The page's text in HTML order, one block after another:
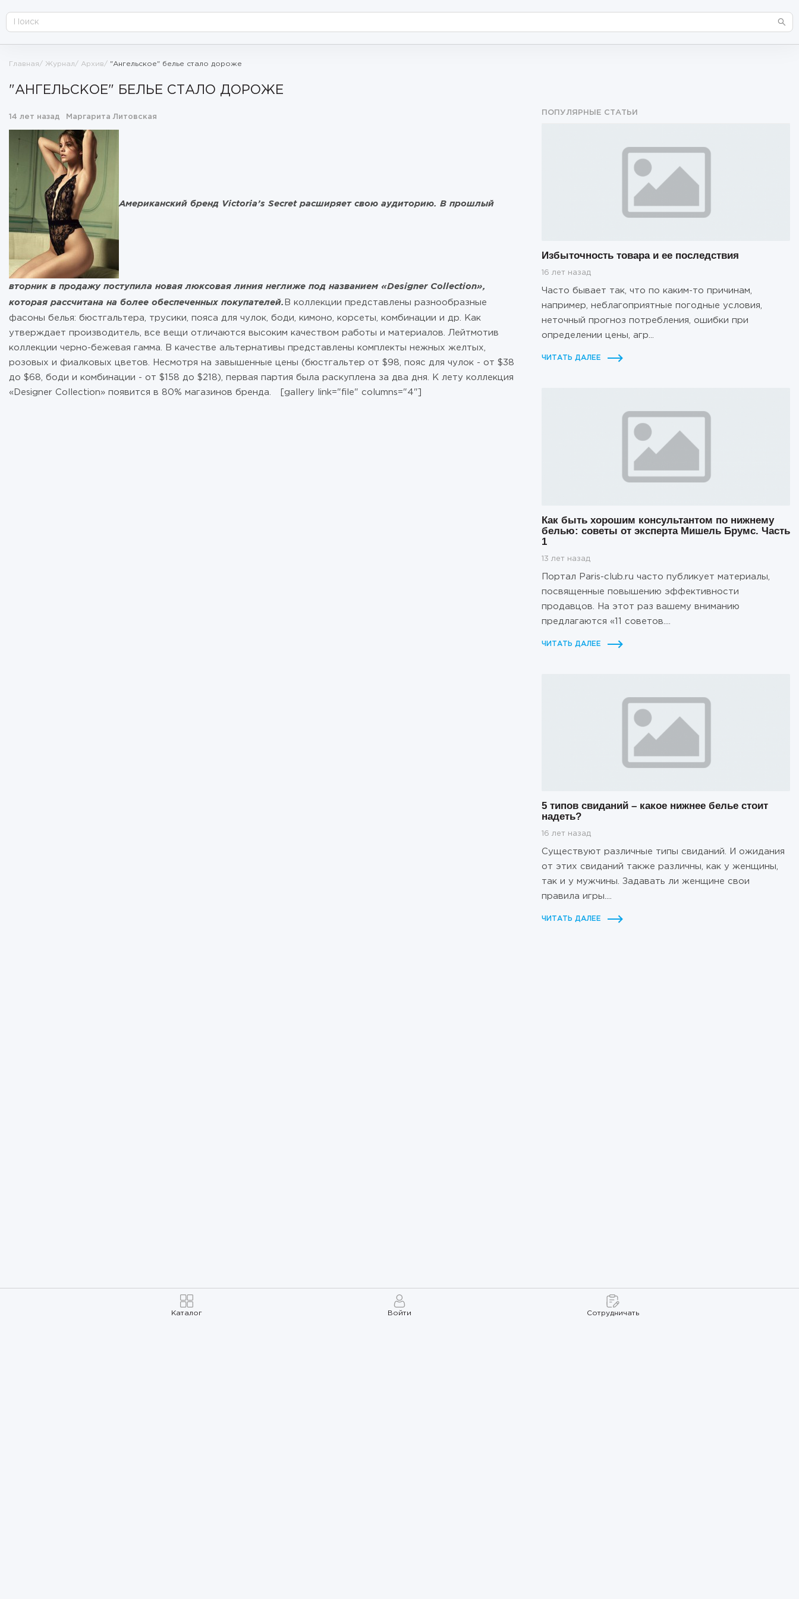
Каталог Войти Сотрудничать
Главная Журнал Архив "Ангельское" белье стало дороже
"АНГЕЛЬСКОЕ" БЕЛЬЕ СТАЛО ДОРОЖЕ
14 лет назад Маргарита Литовская
Американский бренд Victoria’s Secret расширяет свою аудиторию. В прошлый
вторник в продажу поступила новая люксовая линия неглиже под названием «Designer Collection»,
которая рассчитана на более обеспеченных покупателей. В коллекции представлены разнообразные
фасоны белья: бюстгальтера, трусики, пояса для чулок, боди, кимоно, корсеты, комбинации и др. Как
утверждает производитель, все вещи отличаются высоким качеством работы и материалов. Лейтмотив
коллекции черно-бежевая гамма. В качестве альтернативы представлены комплекты нежных желтых,
розовых и фиалковых цветов. Несмотря на завышенные цены (бюстгальтер от $98, пояс для чулок - от $38
до $68, боди и комбинации - от $158 до $218), первая партия была раскуплена за два дня. К лету коллекция
«Designer Collection» появится в 80% магазинов бренда. [gallery link="file" columns="4"]
ПОПУЛЯРНЫЕ СТАТЬИ
Избыточность товара и ее последствия
16 лет назад
Часто бывает так, что по каким-то причинам,
например, неблагоприятные погодные условия,
неточный прогноз потребления, ошибки при
определении цены, агр...
ЧИТАТЬ ДАЛЕЕ
Как быть хорошим консультантом по нижнему
белью: советы от эксперта Мишель Брумс. Часть
1
13 лет назад
Портал Paris-club.ru часто публикует материалы,
посвященные повышению эффективности
продавцов. На этот раз вашему вниманию
предлагаются «11 советов....
ЧИТАТЬ ДАЛЕЕ
5 типов свиданий – какое нижнее белье стоит
надеть?
16 лет назад
Существуют различные типы свиданий. И ожидания
от этих свиданий также различны, как у женщины,
так и у мужчины. Задавать ли женщине свои
правила игры....
ЧИТАТЬ ДАЛЕЕ